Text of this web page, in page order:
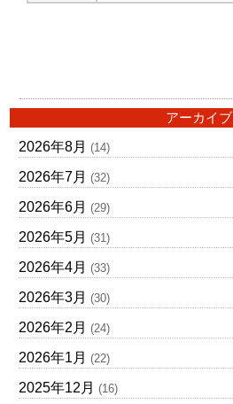
アーカイブ
2026年8月 (14)
2026年7月 (32)
2026年6月 (29)
2026年5月 (31)
2026年4月 (33)
2026年3月 (30)
2026年2月 (24)
2026年1月 (22)
2025年12月 (16)